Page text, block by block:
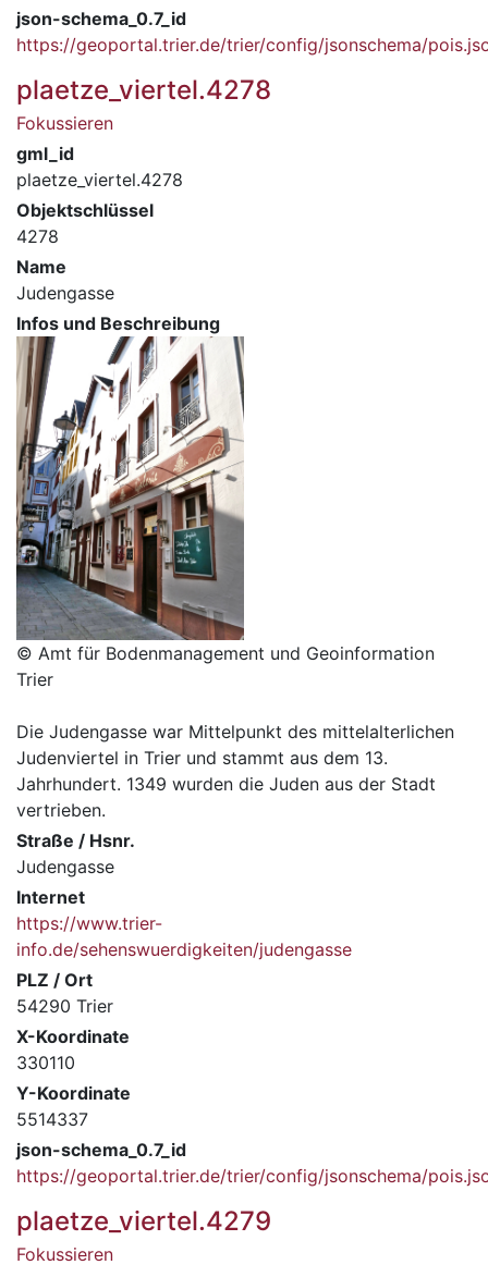
json-schema_0.7_id
https://geoportal.trier.de/trier/config/jsonschema/
plaetze_viertel.4278
Fokussieren
gml_id
plaetze_viertel.4278
Objektschlüssel
4278
Name
Judengasse
Infos und Beschreibung
© Amt für Bodenmanagement und Geoinformation
Trier
Die Judengasse war Mittelpunkt des mittelalterlichen
Judenviertel in Trier und stammt aus dem 13.
Jahrhundert. 1349 wurden die Juden aus der Stadt
vertrieben.
Straße / Hsnr.
Judengasse
Internet
https://www.trier-
info.de/sehenswuerdigkeiten/judengasse
PLZ / Ort
54290 Trier
X-Koordinate
330110
Y-Koordinate
5514337
json-schema_0.7_id
https://geoportal.trier.de/trier/config/jsonschema/
plaetze_viertel.4279
Fokussieren